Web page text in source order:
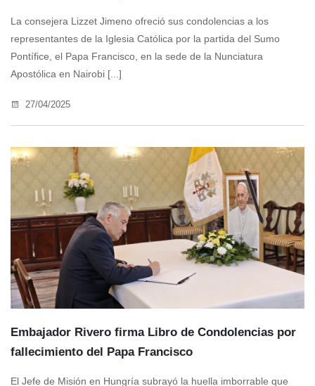
La consejera Lizzet Jimeno ofreció sus condolencias a los
representantes de la Iglesia Católica por la partida del Sumo
Pontífice, el Papa Francisco, en la sede de la Nunciatura
Apostólica en Nairobi [...]
27/04/2025
Embajador Rivero firma Libro de Condolencias por
fallecimiento del Papa Francisco
El Jefe de Misión en Hungría subrayó la huella imborrable que